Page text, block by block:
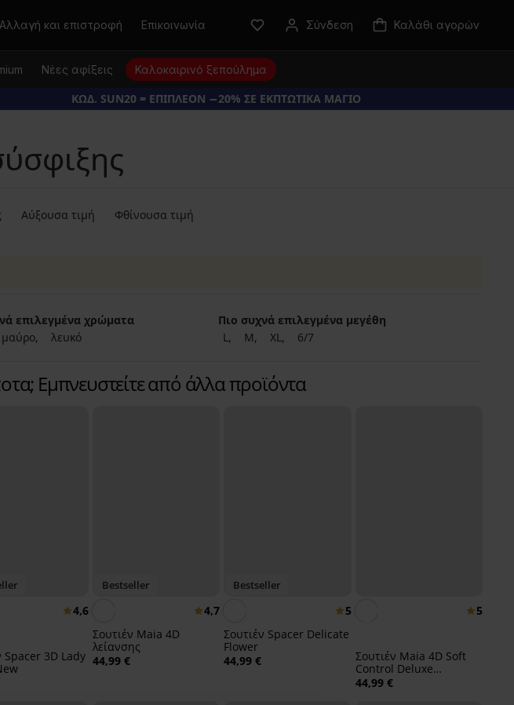
Αλλαγή και επιστροφή Επικοινωνία Σύνδεση Καλάθι αγορών
Νέες αφίξεις Καλοκαιρινό ξεπούλημα
ΚΩΔ. SUN20 = ΕΠΙΠΛΕΟΝ −20% ΣΕ ΕΚΠΤΩΤΙΚΑ ΜΑΓΙΟ
Αύξουσα τιμή Φθίνουσα τιμή
επιλεγμένα χρώματα
μαύρο λευκό
Πιο συχνά επιλεγμένα μεγέθη
L
M XL 6/7
Εμπνευστείτε από άλλα προϊόντα
4,6
Spacer 3D Lady
Bestseller
4,7
Σουτιέν Maia 4D
λείανσης
44,99 €
Bestseller
5
Σουτιέν Spacer Delicate
Flower
44,99 €
5
Σουτιέν Maia 4D Soft
Control Deluxe
ενισχυμένο
44,99 €